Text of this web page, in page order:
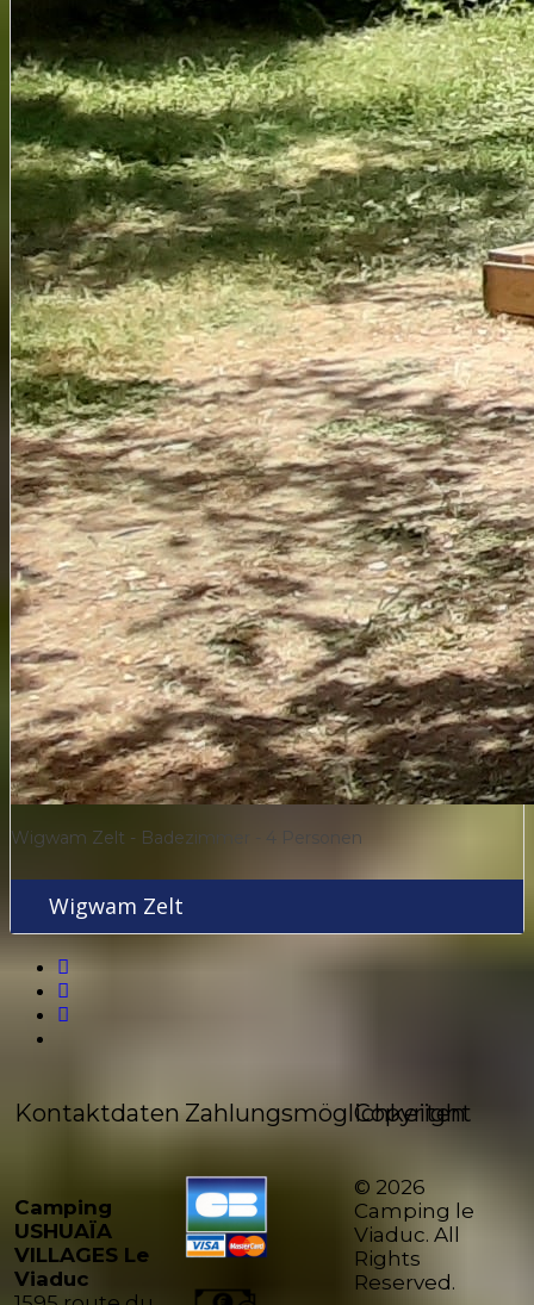
Wigwam Zelt - Badezimmer - 4 Personen
Wigwam Zelt
Kontaktdaten
Camping
USHUAÏA
VILLAGES Le
Viaduc
Zahlungsmöglichkeiten
Copyright
© 2026
Camping le
Viaduc. All
Rights
Reserved.